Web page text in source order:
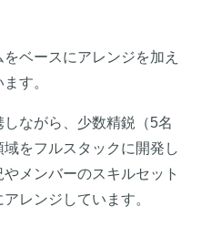
ベースにアレンジを加え
す。
ながら、少数精鋭（5名
をフルスタックに開発し
メンバーのスキルセット
レンジしています。